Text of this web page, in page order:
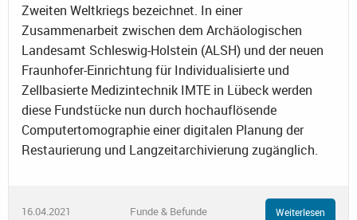
Zweiten Weltkriegs bezeichnet. In einer
Zusammenarbeit zwischen dem Archäologischen
Landesamt Schleswig-Holstein (ALSH) und der neuen
Fraunhofer-Einrichtung für Individualisierte und
Zellbasierte Medizintechnik IMTE in Lübeck werden
diese Fundstücke nun durch hochauflösende
Computertomographie einer digitalen Planung der
Restaurierung und Langzeitarchivierung zugänglich.
16.04.2021 Funde & Befunde Weiterlesen